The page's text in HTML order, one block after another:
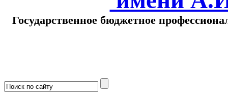
Государственное бюджетное